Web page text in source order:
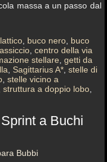
massa a un passo dal
buco nero buco
,centro della via
stellare ,getti da
Sagittarius A* ,stelle di
,stelle vicino a
,struttura a doppio lobo
a Buchi
Bubbi